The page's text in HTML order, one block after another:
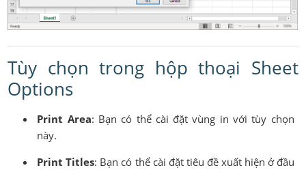
Tùy chọn trong hộp thoại Sheet
Options
Print Area: Bạn có thể cài đặt vùng in với tùy chọn
này.
Print Titles: Bạn có thể cài đặt tiêu đề xuất hiện ở đầu